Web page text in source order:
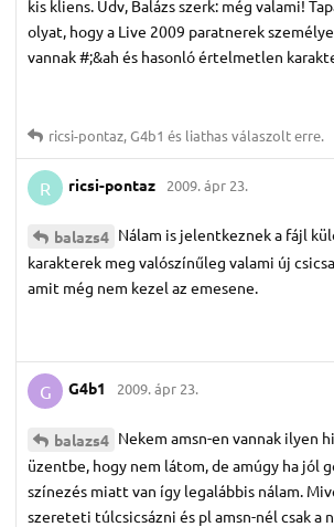
kis kliens. Üdv, Balázs szerk: még valami!
olyat, hogy a Live 2009 paratnerek
vannak #;&ah és hasonló értelmetlen
ricsi-pontaz,G4b1 és liathasválaszolt erre.
R ricsi-pontaz 2009. ápr 23.
balazs4 Nálam is jelentkeznek a fájl
karakterek meg valószínűleg valami új
amit még nem kezel az emesene.
G G4b1 2009. ápr 23.
balazs4 Nekem amsn-en vannak ilyen
üzentbe, hogy nem látom, de amúgy ha jól
színezés miatt van így legalábbis nálam.
szereteti túlcsicsázni és pl amsn-nél csak a